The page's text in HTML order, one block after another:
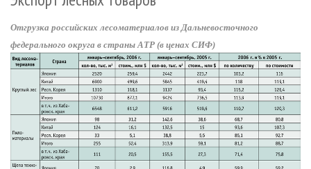
СУШКА ДРЕВЕСИНЫ
ПРОИЗВОДСТВО ДРЕВЕСНЫХ ПЛИТ
ДЕРЕВЯННОЕ ДОМОСТРОЕНИЕ
ПРОИЗВОДСТВО МЕБЕЛИ
БИОЭНЕРГЕТИКА
ЦБП
ИНСТРУМЕНТ И МАТЕРИАЛЫ
ПЕРСОНЫ
МОБИЛЬНЫЕ ВЫСТАВКИ
ОФИЦИАЛЬНЫЕ ДЕЛЕГАЦИИ
ПРИОРИТЕТНЫЕ ИНВЕСТПРОЕКТЫ
RUSSIAN FORESTRY REVIEW
ГАЗЕТА ЛЕСПРОМФОРУМ
БИБЛИОТЕКА СПЕЦИАЛИСТА
КОНТАКТЫ
РЕКЛАМА
РЕКЛАМА НА САЙТЕ
Отгрузка российских лесоматериалов из Дальневосточного
федерального округа в страны АТР (в ценах СИФ)